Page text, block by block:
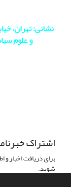
نشانی: تهران،
و علوم سیاسی -
اشتراک
برای دریافت اخبار
شوید.